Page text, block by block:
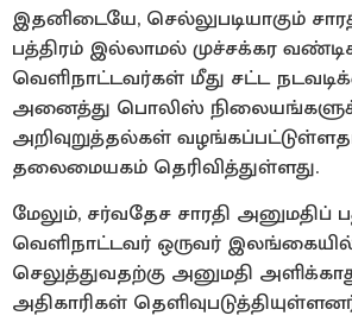
இதனிடையே, செல்லுபடியாகும்
பத்திரம் இல்லாமல் முச்சக்கர
வெளிநாட்டவர்கள் மீது சட்ட
அனைத்து பொலிஸ்
அறிவுறுத்தல்கள்
தலைமையகம் தெரிவித்துள்ளது.
மேலும், சர்வதேச சாரதி அனுமதிப்
வெளிநாட்டவர் ஒருவர்
செலுத்துவதற்கு அனுமதி
அதிகாரிகள்